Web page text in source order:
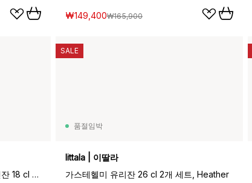
₩149,400₩165,900
울티마 툴레 스파클링 와인 샴페인잔 18 cl 4개 세트, Clear
품절임박
Iittala | 이딸라
가스테헬미 유리잔 26 cl 2개 세트, Heather
SALE